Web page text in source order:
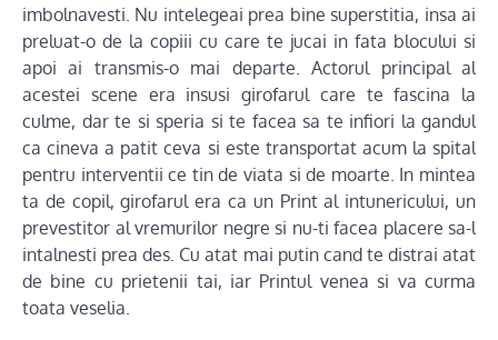
imbolnavesti. Nu intelegeai prea bine superstitia, insa ai
preluat-o de la copiii cu care te jucai in fata blocului si
apoi ai transmis-o mai departe. Actorul principal al
acestei scene era insusi girofarul care te fascina la
culme, dar te si speria si te facea sa te infiori la gandul
ca cineva a patit ceva si este transportat acum la spital
pentru interventii ce tin de viata si de moarte. In mintea
ta de copil, girofarul era ca un Print al intunericului, un
prevestitor al vremurilor negre si nu-ti facea placere sa-l
intalnesti prea des. Cu atat mai putin cand te distrai atat
de bine cu prietenii tai, iar Printul venea si va curma
toata veselia.